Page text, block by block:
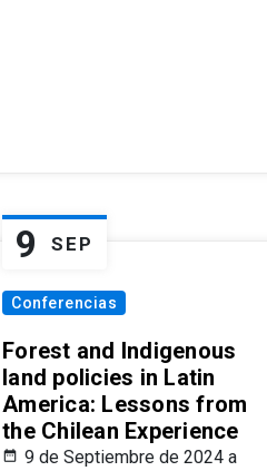
9 SEP
Conferencias
Forest and Indigenous
land policies in Latin
America: Lessons from
the Chilean Experience
9 de Septiembre de 2024 a